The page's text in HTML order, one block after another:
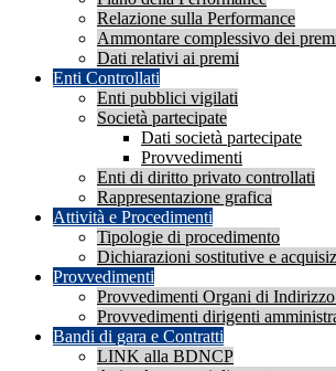
Relazione sulla Performance
Ammontare complessivo dei
Dati relativi ai premi
Enti Controllati
Enti pubblici vigilati
Società partecipate
Dati società partecipate
Provvedimenti
Enti di diritto privato controllati
Rappresentazione grafica
Attività e Procedimenti
Tipologie di procedimento
Dichiarazioni sostitutive e
Provvedimenti
Provvedimenti Organi di
Provvedimenti dirigenti
Bandi di gara e Contratti
LINK alla BDNCP